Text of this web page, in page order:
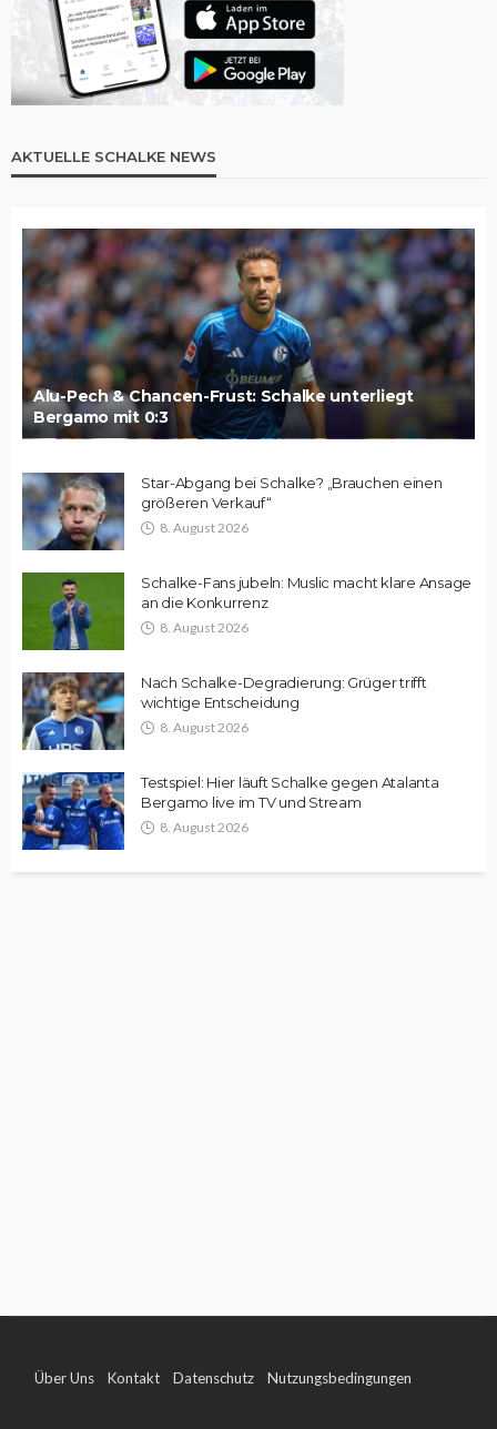
AKTUELLE SCHALKE NEWS
Alu-Pech & Chancen-Frust: Schalke unterliegt
Bergamo mit 0:3
Star-Abgang bei Schalke? „Brauchen einen
größeren Verkauf“
8. August 2026
Schalke-Fans jubeln: Muslic macht klare Ansage
an die Konkurrenz
8. August 2026
Nach Schalke-Degradierung: Grüger trifft
wichtige Entscheidung
8. August 2026
Testspiel: Hier läuft Schalke gegen Atalanta
Bergamo live im TV und Stream
8. August 2026
Über Uns Kontakt Datenschutz Nutzungsbedingungen